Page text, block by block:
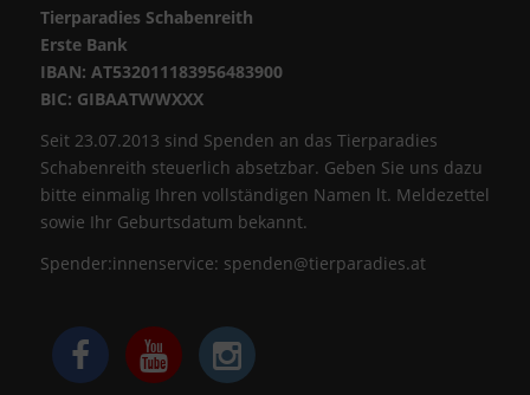
Tierparadies Schabenreith
Erste Bank
IBAN: AT532011183956483900
BIC: GIBAATWWXXX
Seit 23.07.2013 sind Spenden an das Tierparadies
Schabenreith steuerlich absetzbar. Geben Sie uns dazu
bitte einmalig Ihren vollständigen Namen lt. Meldezettel
sowie Ihr Geburtsdatum bekannt.
Spender:innenservice: spenden@tierparadies.at